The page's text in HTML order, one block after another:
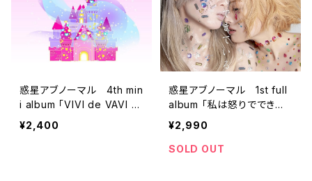
惑星アブノーマル 4th min
i album 「VIVI de VAVI d
e LOVE」 CD
¥2,400
惑星アブノーマル 1st full
album 「私は怒りでできて
いる」 CD
¥2,990
SOLD OUT